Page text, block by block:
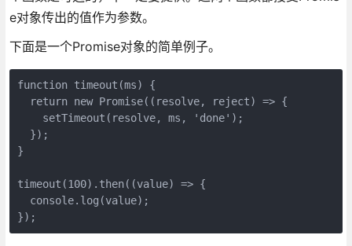
e对象传出的值作为参数。
下面是一个Promise对象的简单例子。
function timeout(ms) {
  return new Promise((resolve, reject) => {
    setTimeout(resolve, ms, 'done');
  });
}
timeout(100).then((value) => {
  console.log(value);
});